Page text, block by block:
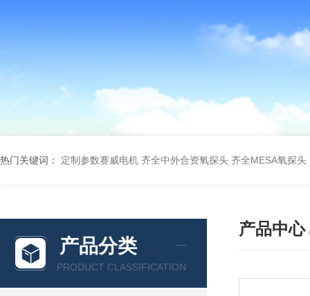
热门关键词： 定制参数赛威电机 齐全中外合资氧探头 齐全MESA氧探头
产品分类
PRODUCT CLASSIFICATION
产品中心